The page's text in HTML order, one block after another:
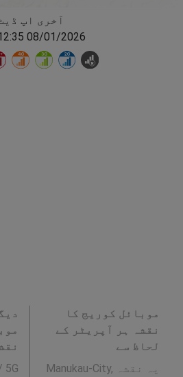
آخری اپ
08/01/2026 12:35 UTC
موبائل کوریج کا
نقشہ ہر آپریٹر کے
لحاظ سے
یہ نقشہ Manukau-City,